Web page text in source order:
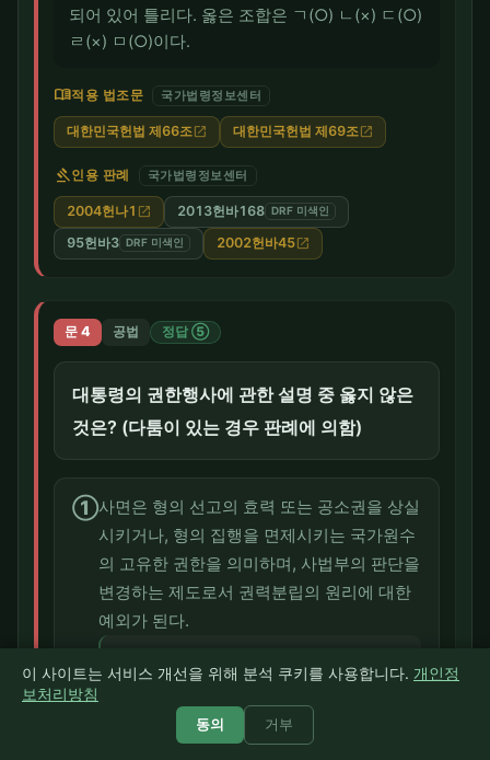
되어 있어 틀리다. 옳은 조합은 ㄱ(○) ㄴ(×) ㄷ(○)
ㄹ(×) ㅁ(○)이다.
menu_book적용 법조문 국가법령정보센터
대한민국헌법 제66조open_in_new 대한민국헌법 제69조open_in_new
gavel인용 판례 국가법령정보센터
2004헌나1 open_in_new 2013헌바168 DRF 미색인
95헌바3 DRF 미색인 2002헌바45open_in_new
문 4 공법 정답 ⑤
대통령의 권한행사에 관한 설명 중 옳지 않은
것은? (다툼이 있는 경우 판례에 의함)
①사면은 형의 선고의 효력 또는 공소권을 상실
시키거나, 형의 집행을 면제시키는 국가원수
의 고유한 권한을 의미하며, 사법부의 판단을
변경하는 제도로서 권력분립의 원리에 대한
예외가 된다.
소권을 상실시키거나 형의 집행을 면제시키
는 국가원수의 고유한 권한을 의미하며, 이
는 사법부의 판단을 변경하는 제도로서 권
이 사이트는 서비스 개선을 위해 분석 쿠키를 사용합니다. 개인정
보처리방침
동의 거부